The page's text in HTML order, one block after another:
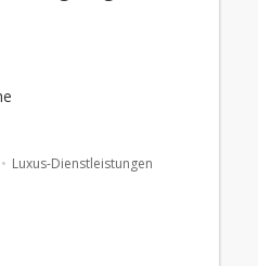
Luxus-Dienstleistungen